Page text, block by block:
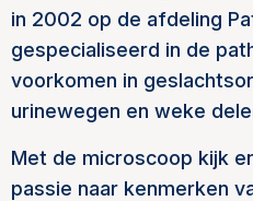
in 2002 op de afdeling
gespecialiseerd in de
voorkomen in
urinewegen en weke
Met de microscoop kijk
passie naar kenmerken